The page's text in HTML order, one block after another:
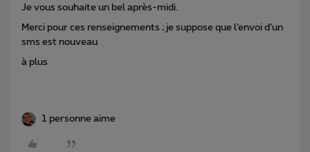
Je vous souhaite un bel après-midi.
Merci pour ces renseignements ; je suppose que l’envoi d’un
sms est nouveau
à plus
1 personne aime